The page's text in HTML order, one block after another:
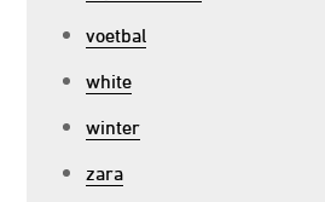
voetbal
white
winter
zara